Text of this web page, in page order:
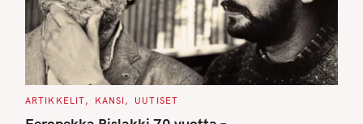
C
T
ARTIKKELIT KANSI UUTISET